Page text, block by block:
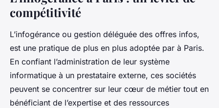
compétitivité
L’infogérance ou gestion déléguée des offres infos,
est une pratique de plus en plus adoptée par à Paris.
En confiant l’administration de leur système
informatique à un prestataire externe, ces sociétés
peuvent se concentrer sur leur cœur de métier tout en
bénéficiant de l’expertise et des ressources